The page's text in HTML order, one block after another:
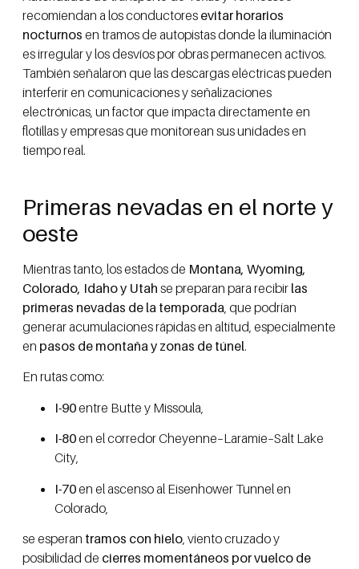
recomiendan a los conductores evitar horarios
nocturnos en tramos de autopistas donde la iluminación
es irregular y los desvíos por obras permanecen activos.
También señalaron que las descargas eléctricas pueden
interferir en comunicaciones y señalizaciones
electrónicas, un factor que impacta directamente en
flotillas y empresas que monitorean sus unidades en
tiempo real.
Primeras nevadas en el norte y
oeste
Mientras tanto, los estados de Montana, Wyoming,
Colorado, Idaho y Utah se preparan para recibir las
primeras nevadas de la temporada , que podrían
generar acumulaciones rápidas en altitud, especialmente
en pasos de montaña y zonas de túnel.
En rutas como:
I-90entre Butte y Missoula,
I-80en el corredor Cheyenne–Laramie–Salt Lake
City,
I-70en el ascenso al Eisenhower Tunnel en
Colorado,
se esperan tramos con hielo , viento cruzado y
posibilidad de cierres momentáneos por vuelco de